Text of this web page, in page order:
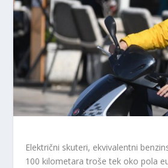
Električni skuteri, ekvivalentni
100 kilometara troše tek oko pola